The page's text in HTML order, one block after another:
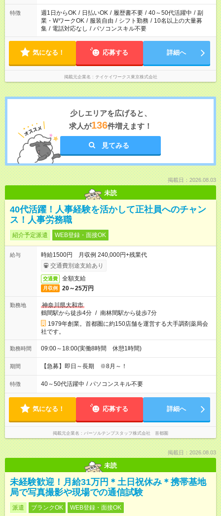
特徴 週1日からOK / 日払いOK / 履歴書不要 / 40～50代活躍中 / 副
業・WワークOK / 服装自由 / シフト勤務 / 10名以上の大量募
集 / 電話対応なし / パソコンスキル不要
気になる！ 応募する 詳細へ
掲載元企業名 テイケイワークス東京株式会社
少しエリアを広げると、
求人が136件増えます！
見てみる
掲載日：2026.08.03
未読
40代活躍！人事経験を活かして正社員へのチャン
ス！人事労務職
紹介予定派遣 WEB登録・面接OK
給与
時給1500円 月収例 240,000円+残業代
交通費別途支給あり
交通費 全額支給
月収例 20～25万円
勤務地
神奈川県大和市
鶴間駅から徒歩4分 / 南林間駅から徒歩7分
1979年創業。首都圏に約150店舗を運営する大手調剤薬局会
社です。
勤務時間 09:00～18:00(実働8時間 休憩1時間)
期間 【急募】即日～長期 ※8月～！
特徴 40～50代活躍中 / パソコンスキル不要
気になる！ 応募する 詳細へ
掲載元企業名 パーソルテンプスタッフ株式会社 首都圏
掲載日：2026.08.03
未読
未経験歓迎！月給31万円＊土日祝休み＊携帯基地
局で写真撮影や現場での通信試験
派遣 ブランクOK WEB登録・面接OK